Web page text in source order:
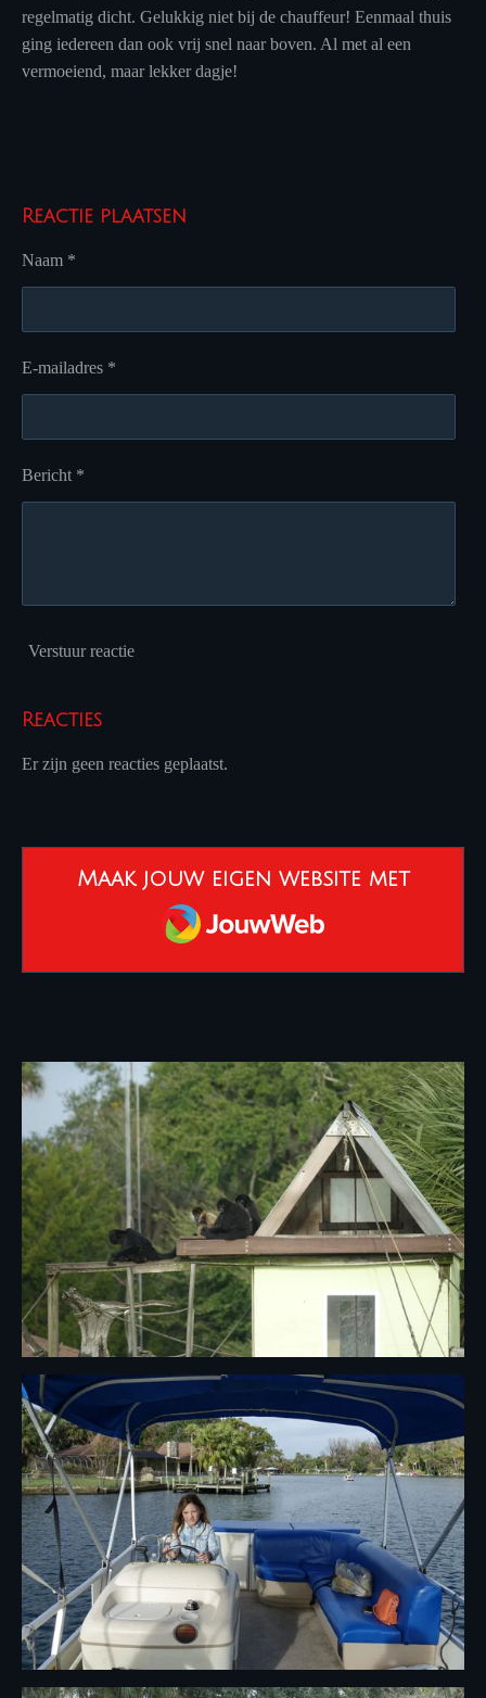
regelmatig dicht. Gelukkig niet bij de chauffeur! Eenmaal thuis
ging iedereen dan ook vrij snel naar boven. Al met al een
vermoeiend, maar lekker dagje!
Reactie plaatsen
Naam *
E-mailadres *
Bericht *
Verstuur reactie
Reacties
Er zijn geen reacties geplaatst.
Maak jouw eigen website met
JouwWeb